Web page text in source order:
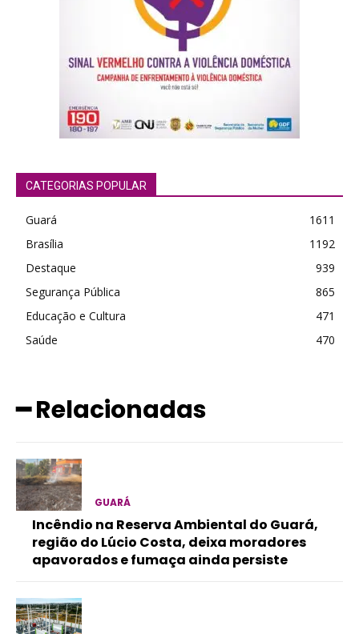
CATEGORIAS POPULAR
Guará
1611
Brasília
1192
Destaque
939
Segurança Pública
865
Educação e Cultura
471
Saúde
470
━ Relacionadas
GUARÁ
Incêndio na Reserva Ambiental do Guará,
região do Lúcio Costa, deixa moradores
apavorados e fumaça ainda persiste